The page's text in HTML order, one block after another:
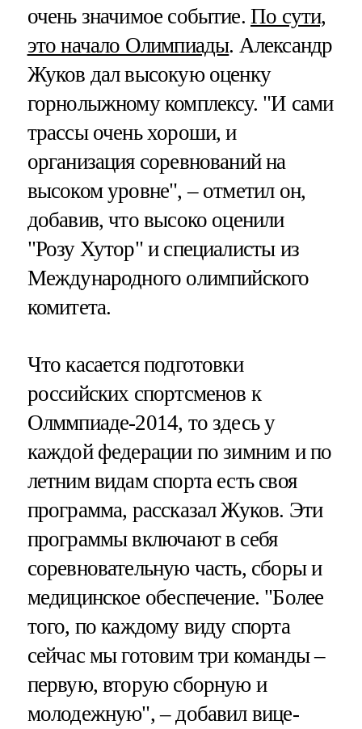
очень значимое событие.По сути,
это начало Олимпиады. Александр
Жуков дал высокую оценку
горнолыжному комплексу. "И сами
трассы очень хороши, и
организация соревнований на
высоком уровне", – отметил он,
добавив, что высоко оценили
"Розу Хутор" и специалисты из
Международного олимпийского
комитета.
Что касается подготовки
российских спортсменов к
Олммпиаде-2014, то здесь у
каждой федерации по зимним и по
летним видам спорта есть своя
программа, рассказал Жуков. Эти
программы включают в себя
соревновательную часть, сборы и
медицинское обеспечение. "Более
того, по каждому виду спорта
сейчас мы готовим три команды –
первую, вторую сборную и
молодежную", – добавил вице-